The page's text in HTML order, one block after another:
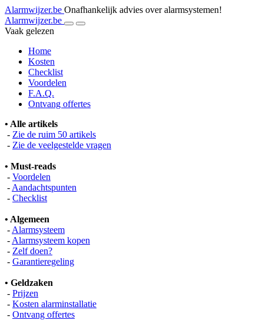
Alarmwijzer.be Onafhankelijk advies over alarmsystemen!
Alarmwijzer.be
Vaak gelezen
Home
Kosten
Checklist
Voordelen
F.A.Q.
Ontvang offertes
• Alle artikels
- Zie de ruim 50 artikels
- Zie de veelgestelde vragen
• Must-reads
- Voordelen
- Aandachtspunten
- Checklist
• Algemeen
- Alarmsysteem
- Alarmsysteem kopen
- Zelf doen?
- Garantieregeling
• Geldzaken
- Prijzen
- Kosten alarminstallatie
- Ontvang offertes